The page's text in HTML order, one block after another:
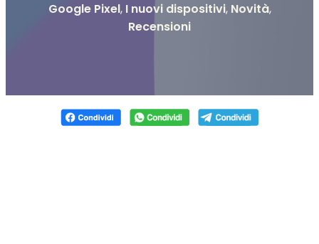
Google Pixel, I nuovi dispositivi, Novità,
Recensioni